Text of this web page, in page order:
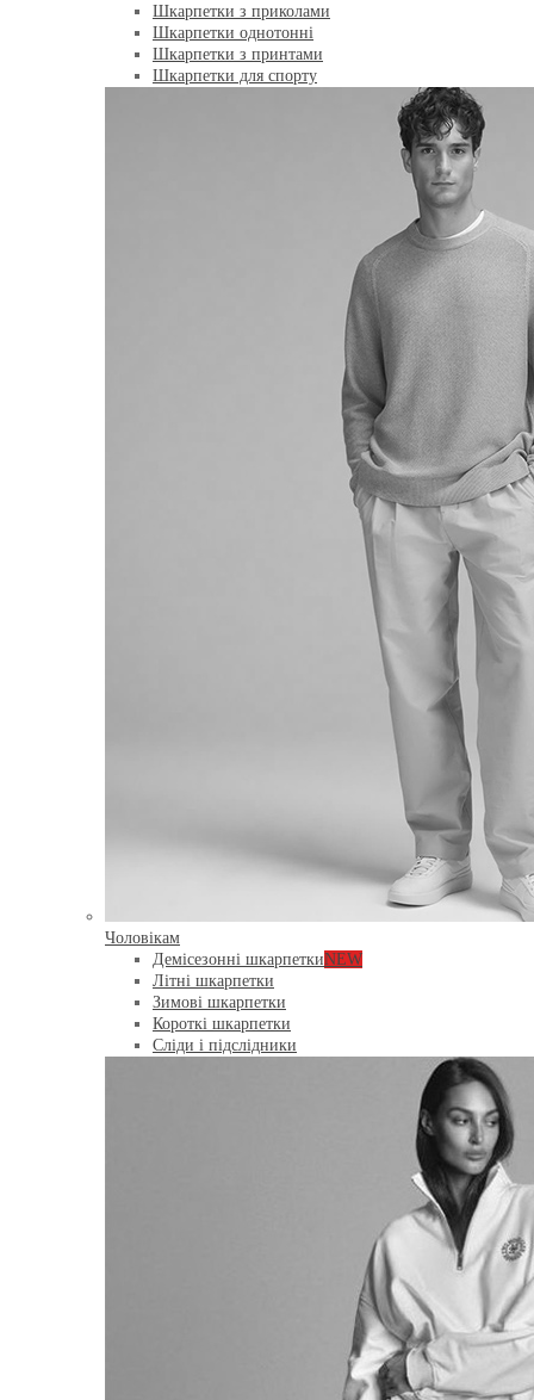
Шкарпетки з приколами
Шкарпетки однотонні
Шкарпетки з принтами
Шкарпетки для спорту
Чоловікам
Демісезонні шкарпеткиNEW
Літні шкарпетки
Зимові шкарпетки
Короткі шкарпетки
Сліди і підслідники